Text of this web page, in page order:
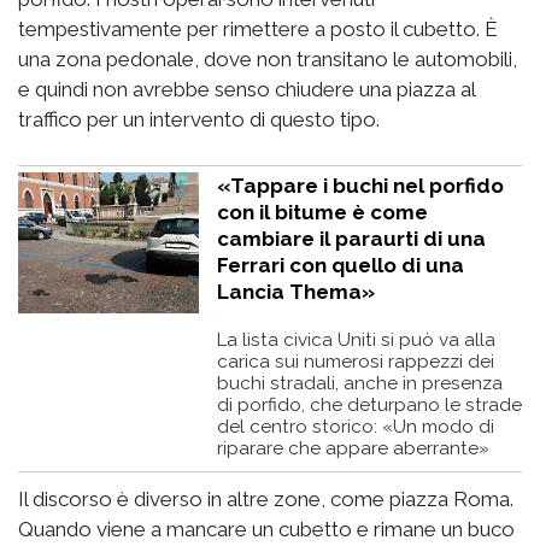
tempestivamente per rimettere a posto il cubetto. È
una zona pedonale, dove non transitano le automobili,
e quindi non avrebbe senso chiudere una piazza al
traffico per un intervento di questo tipo.
«Tappare i buchi nel porfido
con il bitume è come
cambiare il paraurti di una
Ferrari con quello di una
Lancia Thema»
La lista civica Uniti si può va alla
carica sui numerosi rappezzi dei
buchi stradali, anche in presenza
di porfido, che deturpano le strade
del centro storico: «Un modo di
riparare che appare aberrante»
Il discorso è diverso in altre zone, come piazza Roma.
Quando viene a mancare un cubetto e rimane un buco